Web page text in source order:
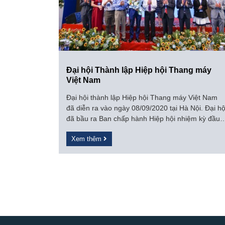
Đại hội Thành lập Hiệp hội Thang máy
Việt Nam
Đại hội thành lập Hiệp hội Thang máy Việt Nam
đã diễn ra vào ngày 08/09/2020 tại Hà Nội. Đại
đã bầu ra Ban chấp hành Hiệp hội nhiệm kỳ đầu
Xem thêm